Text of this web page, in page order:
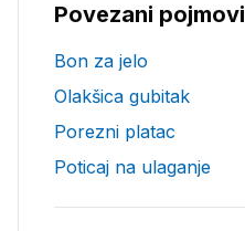
Povezani pojmovi
Bon za jelo
Olakšica gubitak
Porezni platac
Poticaj na ulaganje